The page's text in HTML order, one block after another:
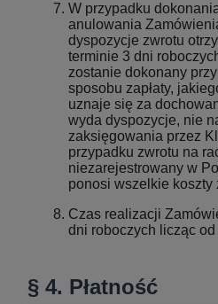
W przypadku
anulowania
dyspozycje zwrotu
terminie 3 dni
zostanie dokonany
sposobu zapłaty,
uznaje się za
wyda dyspozycje, nie
zaksięgowania przez
przypadku zwrotu na
niezarejestrowany w
ponosi wszelkie koszty
Czas realizacji
dni roboczych licząc
§ 4. Płatność